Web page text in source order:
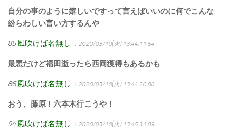
自分の事のように嬉しいですって言えばいいのに何でこんな
紛らわしい言い方するんや
85 風吹けば名無し ：2020/03/10(火) 13:44:11.64
最悪だけど福田逝ったら西岡獲得もあるかも
86 風吹けば名無し ：2020/03/10(火) 13:44:20.80
おう、藤原！六本木行こうや！
94 風吹けば名無し ：2020/03/10(火) 13:45:31.89